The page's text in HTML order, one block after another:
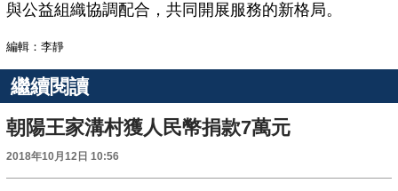
與公益組織協調配合，共同開展服務的新格局。
編輯：李靜
繼續閱讀
朝陽王家溝村獲人民幣捐款7萬元
2018年10月12日 10:56